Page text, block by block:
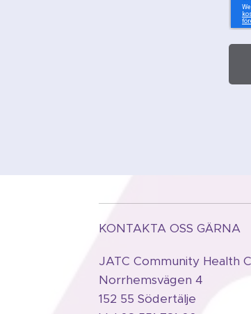
KONTAKTA OSS GÄRNA
JATC Community Health
Norrhemsvägen 4
152 55 Södertälje